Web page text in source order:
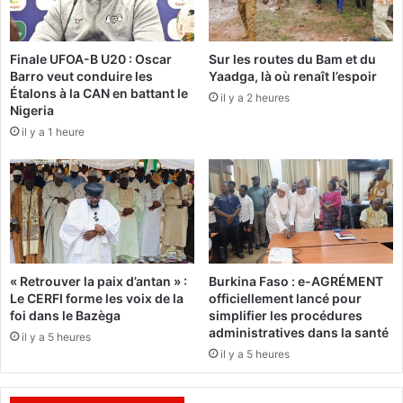
n
M
a
f
a
,
l
v
i
t
r
i
n
e
d
e
l
c
t
r
o
u
v
e
r
d
s
s
o
l
u
t
i
o
n
s
Finale UFOA-B U20 : Oscar
Barro veut conduire les
Étalons à la CAN en battant le
Nigeria
il y a 1 heure
Sur les routes du Bam et du
Yaadga, là où renaît l’espoir
il y a 2 heures
« Retrouver la paix d’antan » :
Le CERFI forme les voix de la
foi dans le Bazèga
il y a 5 heures
Burkina Faso : e-AGRÉMENT
officiellement lancé pour
simplifier les procédures
administratives dans la santé
il y a 5 heures